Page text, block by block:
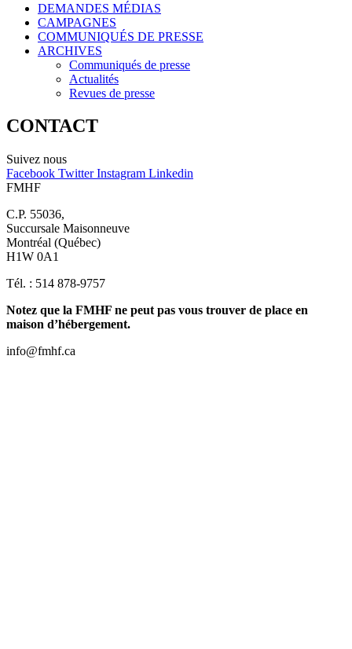
DEMANDES MÉDIAS
CAMPAGNES
COMMUNIQUÉS DE PRESSE
ARCHIVES
Communiqués de presse
Actualités
Revues de presse
CONTACT
Suivez nous
Facebook Twitter Instagram Linkedin
FMHF
C.P. 55036,
Succursale Maisonneuve
Montréal (Québec)
H1W 0A1
Tél. : 514 878-9757
Notez que la FMHF ne peut pas vous trouver de place en
maison d’hébergement.
info@fmhf.ca